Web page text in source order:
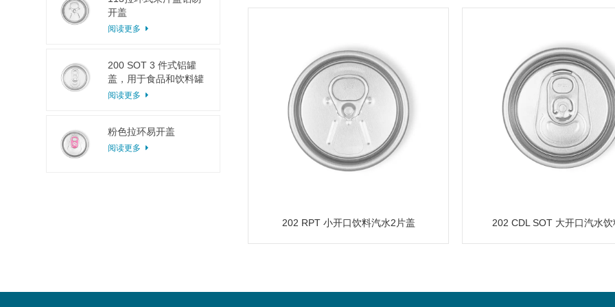
202 RPT 小开口饮料汽水2片盖 202 CDL SOT 大开口汽水饮
开盖
阅读更多
200 SOT 3 件式铝罐
盖，用于食品和饮料罐
头
阅读更多
粉色拉环易开盖
阅读更多